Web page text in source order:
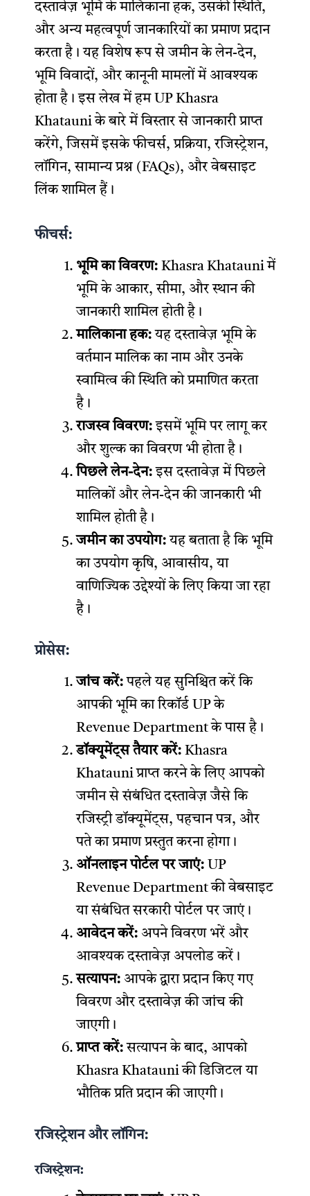
दस्तावेज़ भूमि के मालिकाना हक, उसकी स्थिति,
और अन्य महत्वपूर्ण जानकारियों का प्रमाण प्रदान
करता है। यह विशेष रूप से जमीन के लेन-देन,
भूमि विवादों, और कानूनी मामलों में आवश्यक
होता है। इस लेख में हम UP Khasra
Khatauni के बारे में विस्तार से जानकारी प्राप्त
करेंगे, जिसमें इसके फीचर्स, प्रक्रिया, रजिस्ट्रेशन,
लॉगिन, सामान्य प्रश्न (FAQs), और वेबसाइट
लिंक शामिल हैं।
फीचर्स:
भूमि का विवरण: Khasra Khatauni में
भूमि के आकार, सीमा, और स्थान की
जानकारी शामिल होती है।
मालिकाना हक: यह दस्तावेज़ भूमि के
वर्तमान मालिक का नाम और उनके
स्वामित्व की स्थिति को प्रमाणित करता
है।
राजस्व विवरण: इसमें भूमि पर लागू कर
और शुल्क का विवरण भी होता है।
पिछले लेन-देन: इस दस्तावेज़ में पिछले
मालिकों और लेन-देन की जानकारी भी
शामिल होती है।
जमीन का उपयोग: यह बताता है कि भूमि
का उपयोग कृषि, आवासीय, या
वाणिज्यिक उद्देश्यों के लिए किया जा रहा
है।
प्रोसेस:
जांच करें: पहले यह सुनिश्चित करें कि
आपकी भूमि का रिकॉर्ड UP के
Revenue Department के पास है।
डॉक्यूमेंट्स तैयार करें: Khasra
Khatauni प्राप्त करने के लिए आपको
जमीन से संबंधित दस्तावेज़ जैसे कि
रजिस्ट्री डॉक्यूमेंट्स, पहचान पत्र, और
पते का प्रमाण प्रस्तुत करना होगा।
ऑनलाइन पोर्टल पर जाएं: UP
Revenue Department की वेबसाइट
या संबंधित सरकारी पोर्टल पर जाएं।
आवेदन करें: अपने विवरण भरें और
आवश्यक दस्तावेज़ अपलोड करें।
सत्यापन: आपके द्वारा प्रदान किए गए
विवरण और दस्तावेज़ की जांच की
जाएगी।
प्राप्त करें: सत्यापन के बाद, आपको
Khasra Khatauni की डिजिटल या
भौतिक प्रति प्रदान की जाएगी।
रजिस्ट्रेशन और लॉगिन:
रजिस्ट्रेशन: